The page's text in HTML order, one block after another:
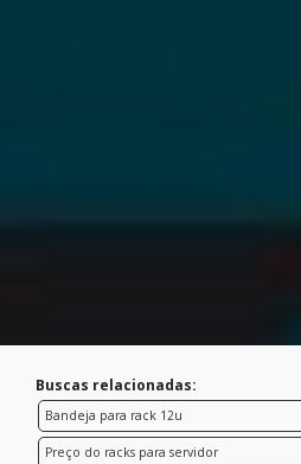
Buscas relacionadas:
Bandeja para rack 12u
Preço do racks para servidor